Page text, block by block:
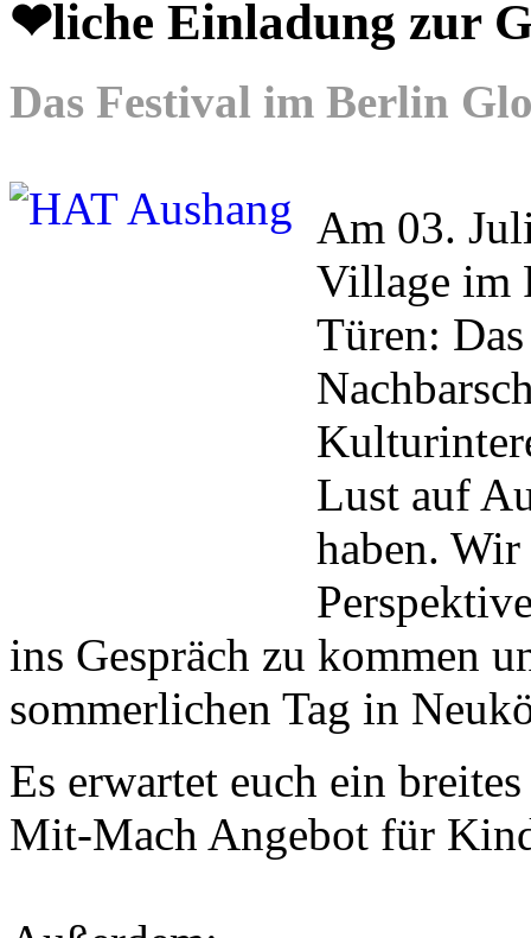
❤liche Einladung zur
Das Festival im Berlin
Am 03.
Village im
Türen:
Lust auf
haben. Wir
ins Gespräch zu kommen
sommerlichen Tag in
Es erwartet euch ein
Mit-Mach Angebot für